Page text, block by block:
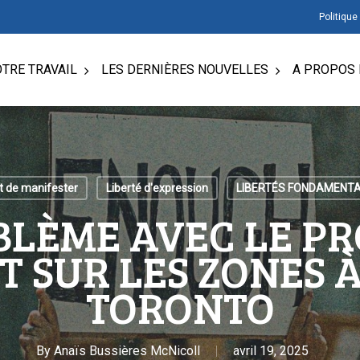
TRAVAIL LES DERNIÈRES NOUVELLES A PROPOS
de manifester Liberté d'expression LIBERTÉS
AVEC LE
SUR LES ZONES
TORONTO
By Anaïs Bussières McNicoll avril 19, 2025